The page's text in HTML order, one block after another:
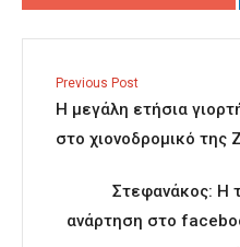
Previous Post
Η μεγάλη ετήσια
στο χιονοδρομικό της
Στεφανάκος: Η
ανάρτηση στο